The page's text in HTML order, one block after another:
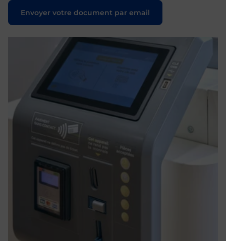
Envoyer votre document par email
Le lien s'ouvre dans un nouvel onglet